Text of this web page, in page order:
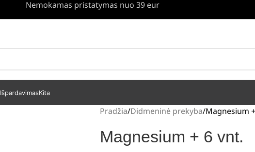
Nemokamas pristatymas nuo 39 eur
IšpardavimasKita
Pradžia Didmeninė prekyba Magnesium
Magnesium + 6 vnt.